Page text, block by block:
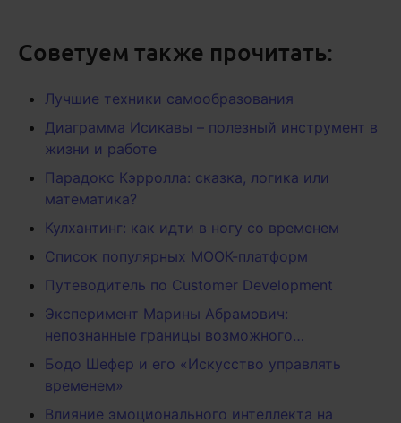
Советуем также прочитать:
Лучшие техники самообразования
Диаграмма Исикавы – полезный инструмент в
жизни и работе
Парадокс Кэрролла: сказка, логика или
математика?
Кулхантинг: как идти в ногу со временем
Список популярных МООК-платформ
Путеводитель по Customer Development
Эксперимент Марины Абрамович:
непознанные границы возможного…
Бодо Шефер и его «Искусство управлять
временем»
Влияние эмоционального интеллекта на